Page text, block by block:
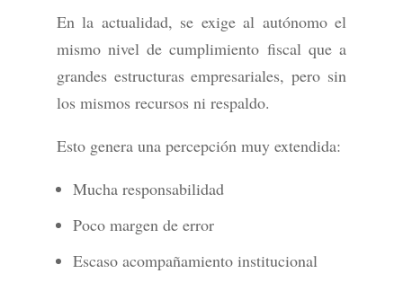
En la actualidad, se exige al autónomo el
mismo nivel de cumplimiento fiscal que a
grandes estructuras empresariales, pero sin
los mismos recursos ni respaldo.
Esto genera una percepción muy extendida:
Mucha responsabilidad
Poco margen de error
Escaso acompañamiento institucional